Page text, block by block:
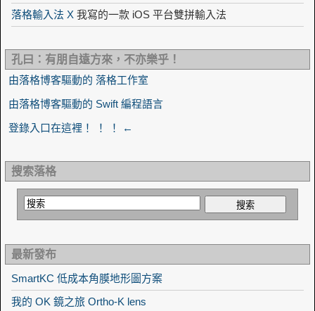
落格輸入法 X 我寫的一款 iOS 平台雙拼輸入法
孔曰：有朋自遠方來，不亦樂乎！
由落格博客驅動的 落格工作室
由落格博客驅動的 Swift 編程語言
登錄入口在這裡！ ！ ！ ←
搜索落格
最新發布
SmartKC 低成本角膜地形圖方案
我的 OK 鏡之旅 Ortho-K lens